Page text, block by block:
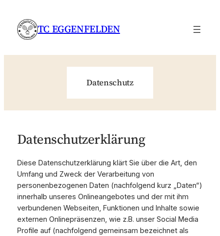
Inhalt
springen
TC EGGENFELDEN
Datenschutz
Datenschutzerklärung
Diese Datenschutzerklärung klärt Sie über die Art, den
Umfang und Zweck der Verarbeitung von
personenbezogenen Daten (nachfolgend kurz „Daten“)
innerhalb unseres Onlineangebotes und der mit ihm
verbundenen Webseiten, Funktionen und Inhalte sowie
externen Onlinepräsenzen, wie z.B. unser Social Media
Profile auf (nachfolgend gemeinsam bezeichnet als